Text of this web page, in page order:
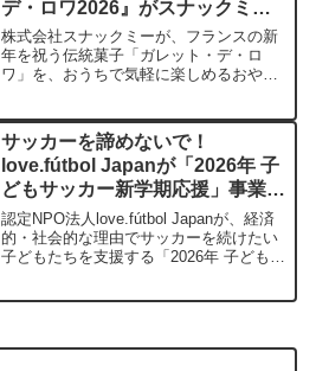
なるでしょう。
デ・ロワ2026』がスナックミー
から期間限定登場
株式会社スナックミーが、フランスの新
年を祝う伝統菓子「ガレット・デ・ロ
ワ」を、おうちで気軽に楽しめるおやつ
ンストアで期間限定発売しました。フェ
ーヴの代わりにアーモンドを忍ばせ、特
製ステッカーもセットになった、家族や
友人と楽しめる開運スイーツです。
サッカーを諦めないで！
love.fútbol Japanが「2026年 子
どもサッカー新学期応援」事業の
応募を開始
認定NPO法人love.fútbol Japanが、経済
的・社会的な理由でサッカーを続けたい
子どもたちを支援する「2026年 子どもサ
られます。